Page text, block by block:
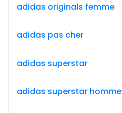
adidas originals femme
adidas pas cher
adidas superstar
adidas superstar homme